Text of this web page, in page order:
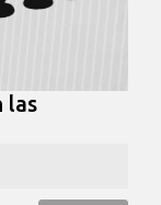
las